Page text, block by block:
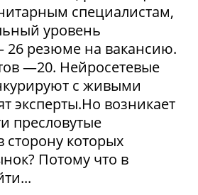
специалистам,
уровень
резюме на вакансию.
—20. Нейросетевые
с живыми
эксперты.Но возникает
пресловутые
сторону которых
Потому что в